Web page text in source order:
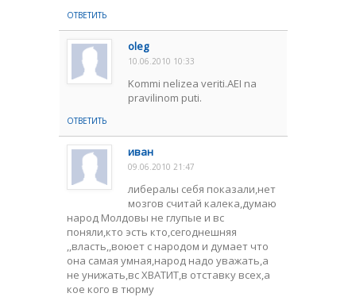
ОТВЕТИТЬ
oleg
10.06.2010 10:33
Kommi nelizea veriti.AEI na
pravilinom puti.
ОТВЕТИТЬ
иван
09.06.2010 21:47
либералы себя показали,нет
мозгов считай калека,думаю
народ Молдовы не глупые и вс
поняли,кто эсть кто,сегоднешняя
,,власть,,воюет с народом и думает что
она самая умная,народ надо уважать,а
не унижать,вс ХВАТИТ,в отставку всех,а
кое кого в тюрму